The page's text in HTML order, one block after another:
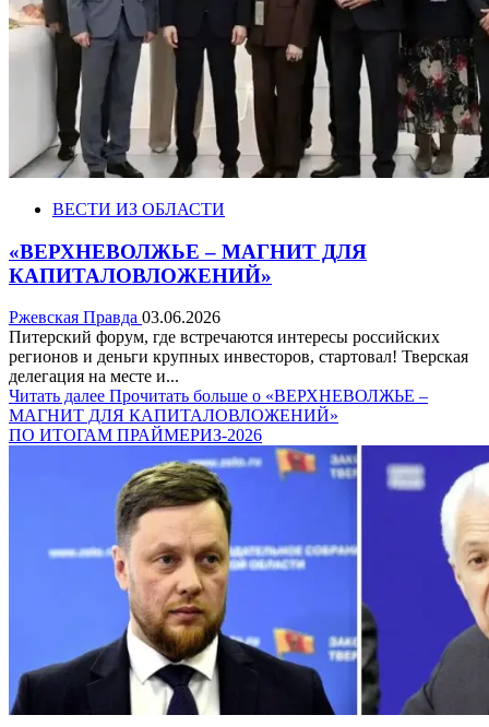
ВЕСТИ ИЗ ОБЛАСТИ
«ВЕРХНЕВОЛЖЬЕ – МАГНИТ ДЛЯ
КАПИТАЛОВЛОЖЕНИЙ»
Ржевская Правда 03.06.2026
Питерский форум, где встречаются интересы российских
регионов и деньги крупных инвесторов, стартовал! Тверская
делегация на месте и...
Читать далее Прочитать больше о «ВЕРХНЕВОЛЖЬЕ –
МАГНИТ ДЛЯ КАПИТАЛОВЛОЖЕНИЙ»
ПО ИТОГАМ ПРАЙМЕРИЗ-2026